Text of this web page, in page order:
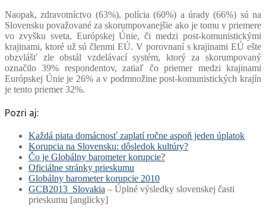
Naopak, zdravotníctvo (63%), polícia (60%) a úrady (66%) sú na
Slovensku považované za skorumpovanejšie ako je tomu v priemere
vo zvyšku sveta, Európskej Únie, či medzi post-komunistickými
krajinami, ktoré už sú členmi EÚ. V porovnaní s krajinami EÚ ešte
obzvlášť zle obstál vzdelávací systém, ktorý za skorumpovaný
označilo 39% respondentov, zatiaľ čo priemer medzi krajinami
Európskej Únie je 26% a v podmnožine post-komunistických krajín
je tento priemer 32%.
Pozri aj:
Každá piata domácnosť zaplatí ročne aspoň jeden úplatok
Korupcia na Slovensku: dôsledok kultúry?
Čo je Globálny barometer korupcie?
Oficiálne stránky prieskumu
Globálny barometer korupcie 2010
GCB2013_Slovakia – Úplné výsledky slovenskej časti
prieskumu [anglicky]